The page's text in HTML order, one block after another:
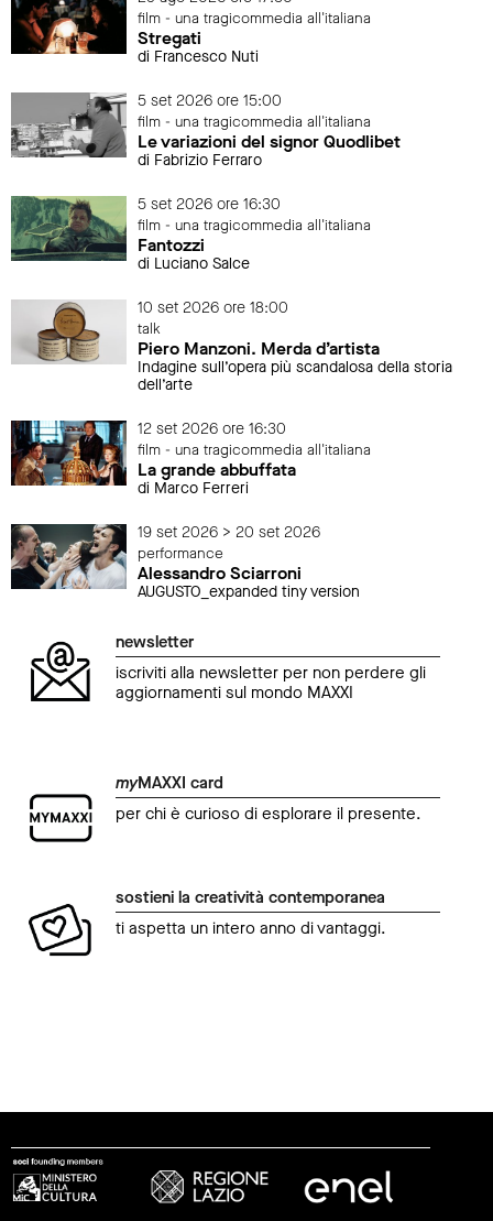
film - una tragicommedia all'italiana
Stregati
di Francesco Nuti
5 set 2026 ore 15:00
film - una tragicommedia all'italiana
Le variazioni del signor Quodlibet
di Fabrizio Ferraro
5 set 2026 ore 16:30
film - una tragicommedia all'italiana
Fantozzi
di Luciano Salce
10 set 2026 ore 18:00
talk
Piero Manzoni. Merda d’artista
Indagine sull’opera più scandalosa della storia
dell’arte
12 set 2026 ore 16:30
film - una tragicommedia all'italiana
La grande abbuffata
di Marco Ferreri
19 set 2026 > 20 set 2026
performance
Alessandro Sciarroni
AUGUSTO_expanded tiny version
newsletter
iscriviti alla newsletter per non perdere gli
aggiornamenti sul mondo MAXXI
myMAXXI card
per chi è curioso di esplorare il presente.
sostieni la creatività contemporanea
ti aspetta un intero anno di vantaggi.